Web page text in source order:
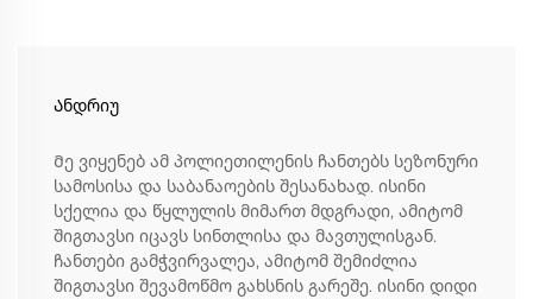
Ანდრიუ
Მე ვიყენებ ამ პოლიეთილენის ჩანთებს სეზონური
სამოსისა და საბანაოების შესანახად. ისინი
სქელია და წყლულის მიმართ მდგრადი, ამიტომ
შიგთავსი იცავს სინთლისა და მავთულისგან.
ჩანთები გამჭვირვალეა, ამიტომ შემიძლია
შიგთავსი შევამოწმო გახსნის გარეშე. ისინი დიდი